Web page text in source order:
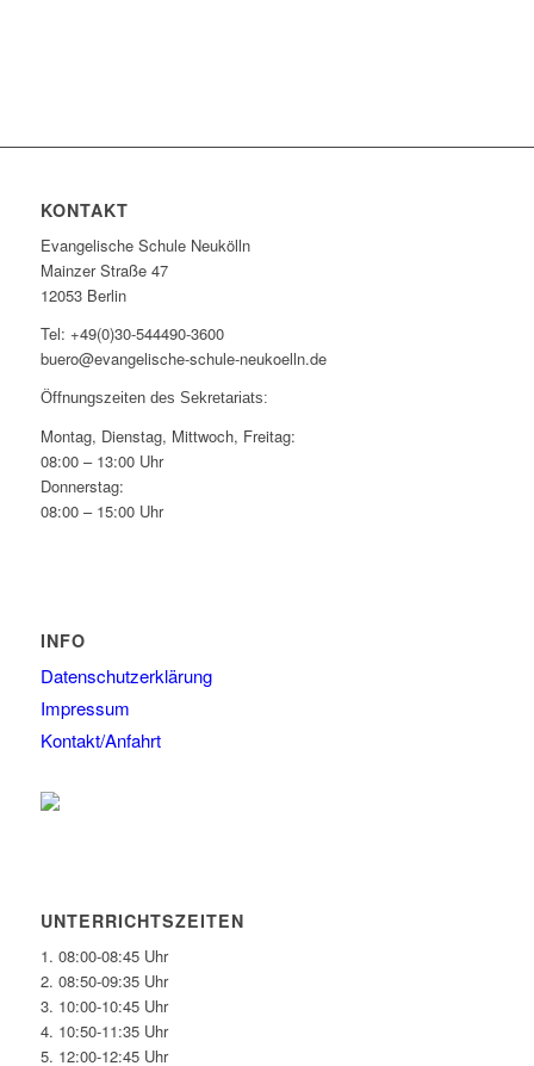
KONTAKT
Evangelische Schule Neukölln
Mainzer Straße 47
12053 Berlin
Tel: +49(0)30-544490-3600
buero@evangelische-schule-neukoelln.de
Öffnungszeiten des Sekretariats:
Montag, Dienstag, Mittwoch, Freitag:
08:00 – 13:00 Uhr
Donnerstag:
08:00 – 15:00 Uhr
INFO
Datenschutzerklärung
Impressum
Kontakt/Anfahrt
UNTERRICHTSZEITEN
1. 08:00-08:45 Uhr
2. 08:50-09:35 Uhr
3. 10:00-10:45 Uhr
4. 10:50-11:35 Uhr
5. 12:00-12:45 Uhr